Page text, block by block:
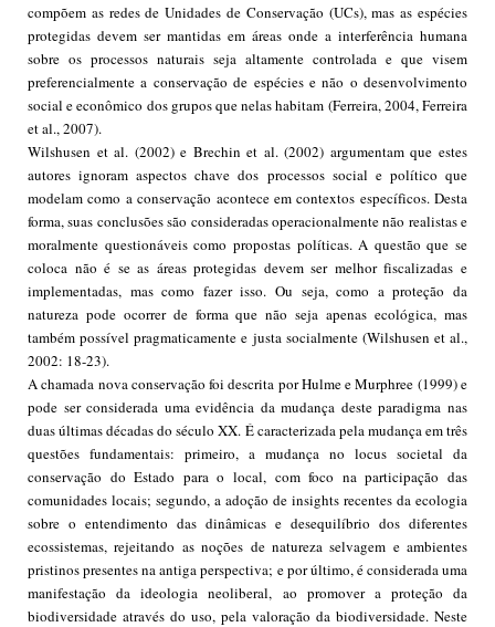
compõem as redes de Unidades de Conservação (UCs), mas as espécies
protegidas devem ser mantidas em áreas onde a interferência humana
sobre os processos naturais seja altamente controlada e que visem
preferencialmente a conservação de espécies e não o desenvolvimento
social e econômico dos grupos que nelas habitam (Ferreira, 2004, Ferreira
et al., 2007).
Wilshusen et al. (2002) e Brechin et al. (2002) argumentam que estes
autores ignoram aspectos chave dos processos social e político que
modelam como a conservação acontece em contextos específicos. Desta
forma, suas conclusões são consideradas operacionalmente não realistas e
moralmente questionáveis como propostas políticas. A questão que se
coloca não é se as áreas protegidas devem ser melhor fiscalizadas e
implementadas, mas como fazer isso. Ou seja, como a proteção da
natureza pode ocorrer de forma que não seja apenas ecológica, mas
também possível pragmaticamente e justa socialmente (Wilshusen et al.,
2002: 18-23).
A chamada nova conservação foi descrita por Hulme e Murphree (1999) e
pode ser considerada uma evidência da mudança deste paradigma nas
duas últimas décadas do século XX. É caracterizada pela mudança em três
questões fundamentais: primeiro, a mudança no locus societal da
conservação do Estado para o local, com foco na participação das
comunidades locais; segundo, a adoção de insights recentes da ecologia
sobre o entendimento das dinâmicas e desequilíbrio dos diferentes
ecossistemas, rejeitando as noções de natureza selvagem e ambientes
pristinos presentes na antiga perspectiva; e por último, é considerada uma
manifestação da ideologia neoliberal, ao promover a proteção da
biodiversidade através do uso, pela valoração da biodiversidade. Neste